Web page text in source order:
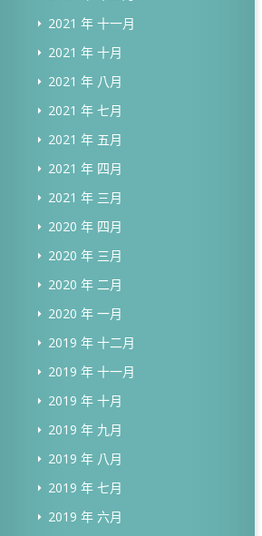
2021 年 十一月
2021 年 十月
2021 年 八月
2021 年 七月
2021 年 五月
2021 年 四月
2021 年 三月
2020 年 四月
2020 年 三月
2020 年 二月
2020 年 一月
2019 年 十二月
2019 年 十一月
2019 年 十月
2019 年 九月
2019 年 八月
2019 年 七月
2019 年 六月